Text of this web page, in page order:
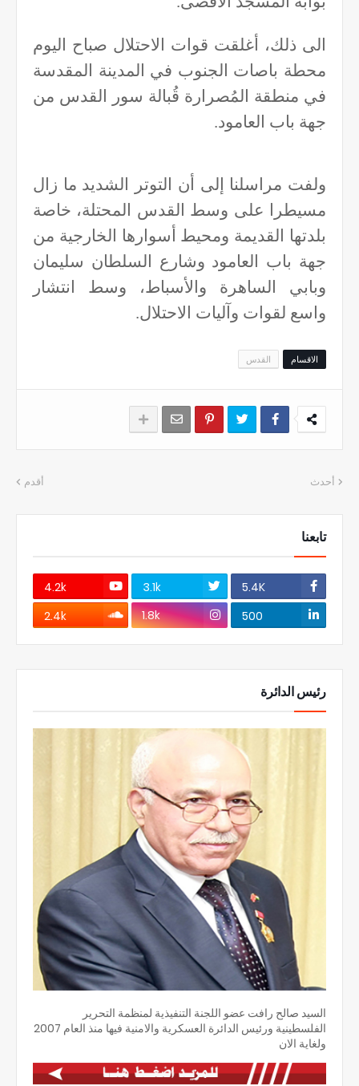
الى ذلك، أغلقت قوات الاحتلال صباح اليوم
محطة باصات الجنوب في المدينة المقدسة
في منطقة المُصرارة قُبالة سور القدس من
جهة باب العامود.
ولفت مراسلنا إلى أن التوتر الشديد ما زال
مسيطرا على وسط القدس المحتلة، خاصة
بلدتها القديمة ومحيط أسوارها الخارجية من
جهة باب العامود وشارع السلطان سليمان
وبابي الساهرة والأسباط، وسط انتشار
واسع لقوات وآليات الاحتلال.
الاقسام القدس
أحدث أقدم
تابعنا
5.4K
3.1k
4.2k
500
1.8k
2.4k
رئيس الدائرة
السيد صالح رافت عضو اللجنة التنفيذية لمنظمة التحرير
الفلسطينية ورئيس الدائرة العسكرية والامنية فيها منذ العام 2007
ولغاية الان